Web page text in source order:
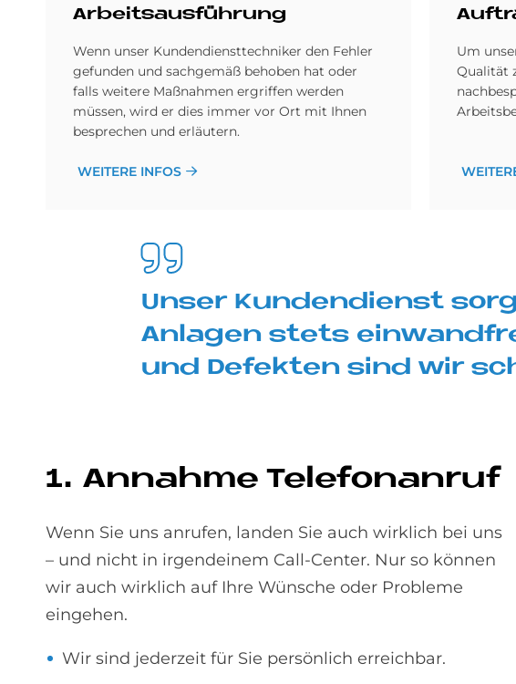
Ar­beits­aus­füh­rung
Wenn unser Kundendiensttechniker den Fehler
gefunden und sachgemäß behoben hat oder
falls weitere Maßnahmen ergriffen werden
müssen, wird er dies immer vor Ort mit Ihnen
besprechen und erläutern.
WEITERE INFOS
Um
Qualität
Un­ser Kun­den­dienst
An­la­gen stets
und De­fek­ten sind wir
1. An­nah­me Te­le­fon­an­ruf
Wenn Sie uns anrufen, landen Sie auch wirklich bei uns
– und nicht in irgendeinem Call-Center. Nur so können
wir auch wirklich auf Ihre Wünsche oder Probleme
eingehen.
Wir sind jederzeit für Sie persönlich erreichbar.